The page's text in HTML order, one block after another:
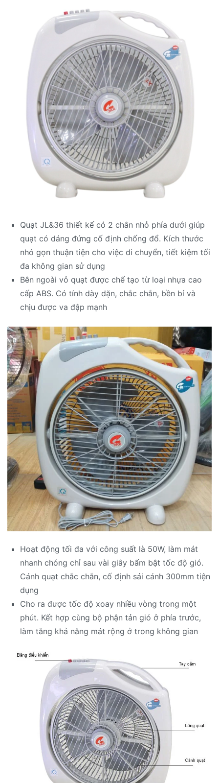
Quạt JL&36 thiết kế có 2 chân nhỏ phía dưới giúp
quạt có dáng đứng cố định chống đổ. Kích thước
nhỏ gọn thuận tiện cho việc di chuyển, tiết kiệm tối
đa không gian sử dụng
Bên ngoài vỏ quạt được chế tạo từ loại nhựa cao
cấp ABS. Có tính dày dặn, chắc chắn, bền bỉ và
chịu được va đập mạnh
Hoạt động tối đa với công suất là 50W, làm mát
nhanh chóng chỉ sau vài giây bấm bật tốc độ gió.
Cánh quạt chắc chắn, cố định sải cánh 300mm tiện
dụng
Cho ra được tốc độ xoay nhiều vòng trong một
phút. Kết hợp cùng bộ phận tản gió ở phía trước,
làm tăng khả năng mát rộng ở trong không gian